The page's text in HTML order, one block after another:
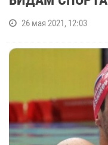
26 мая 2021, 12:03